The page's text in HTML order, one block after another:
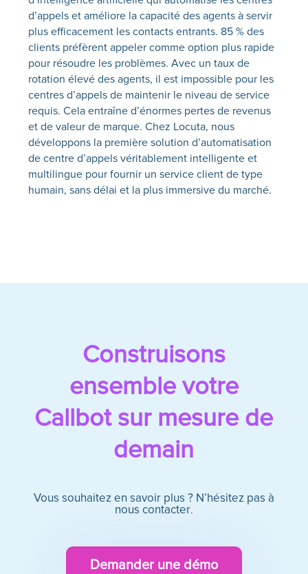
d’appels et améliore la capacité des agents à servir
plus efficacement les contacts entrants. 85 % des
clients préfèrent appeler comme option plus rapide
pour résoudre les problèmes. Avec un taux de
rotation élevé des agents, il est impossible pour les
centres d’appels de maintenir le niveau de service
requis. Cela entraîne d’énormes pertes de revenus
et de valeur de marque. Chez Locuta, nous
développons la première solution d’automatisation
de centre d’appelsvéritablementintelligente et
multilingue pour fournir un service client de type
humain, sans délai et la plus immersive du marché.
Construisons
ensemble votre
Callbot sur mesure de
demain
Vous souhaitez en savoir plus ? N’hésitez pas à
nous contacter.
Demander une démo